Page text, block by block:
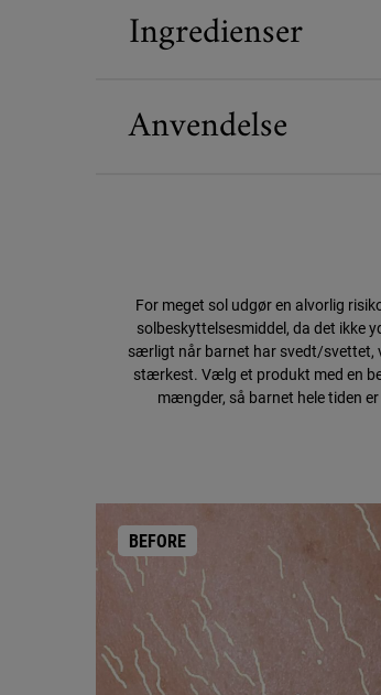
Ingredienser
Anvendelse
For meget sol udgør en alvorlig
solbeskyttelsesmiddel, da det ikke
særligt når barnet har svedt/svettet,
stærkest. Vælg et produkt med en
mængder, så barnet hele tiden
BEFORE